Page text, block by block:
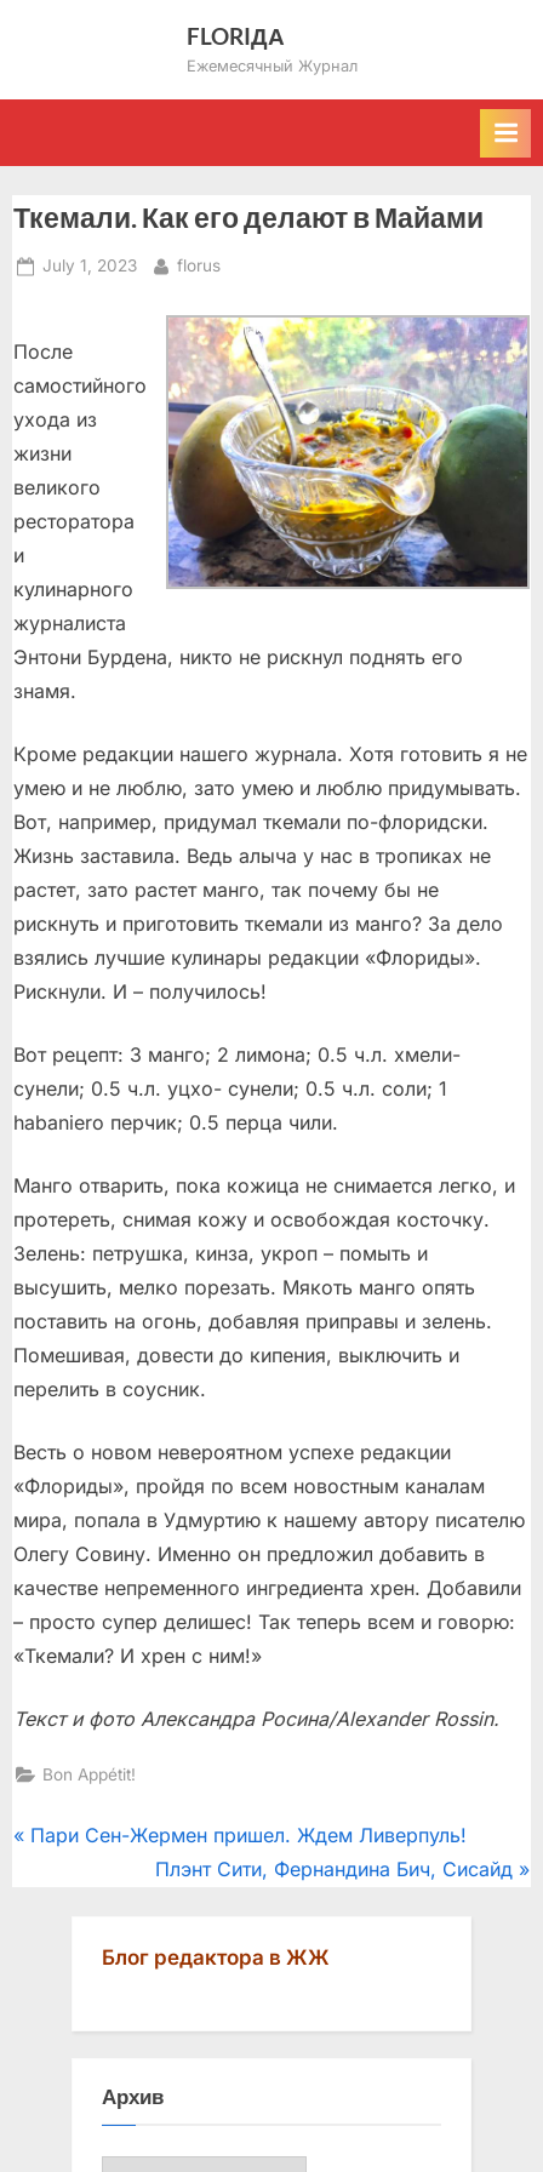
FLORIДА
Ежемесячный Журнал
Ткемали. Как его делают в Майами
Posted
July 1, 2023 By
florus
После
самостийного
ухода из
жизни
великого
ресторатора
и
кулинарного
журналиста
Энтони Бурдена, никто не рискнул поднять его
знамя.
Кроме редакции нашего журнала. Хотя готовить я не
умею и не люблю, зато умею и люблю придумывать.
Вот, например, придумал ткемали по-флоридски.
Жизнь заставила. Ведь алыча у нас в тропиках не
растет, зато растет манго, так почему бы не
рискнуть и приготовить ткемали из манго? За дело
взялись лучшие кулинары редакции «Флориды».
Рискнули. И – получилось!
Вот рецепт: 3 манго; 2 лимона; 0.5 ч.л. хмели-
сунели; 0.5 ч.л. уцхо- сунели; 0.5 ч.л. соли; 1
habaniero перчик; 0.5 перца чили.
Манго отварить, пока кожица не снимается легко, и
протереть, снимая кожу и освобождая косточку.
Зелень: петрушка, кинза, укроп – помыть и
высушить, мелко порезать. Мякоть манго опять
поставить на огонь, добавляя приправы и зелень.
Помешивая, довести до кипения, выключить и
перелить в соусник.
Весть о новом невероятном успехе редакции
«Флориды», пройдя по всем новостным каналам
мира, попала в Удмуртию к нашему автору писателю
Олегу Совину. Именно он предложил добавить в
качестве непременного ингредиента хрен. Добавили
– просто супер делишес! Так теперь всем и говорю:
«Ткемали? И хрен с ним!»
Текст и фото Александра Росина/Alexander Rossin.
Bon Appétit!
Post
P
Пари Сен-Жермен пришел. Ждем Ливерпуль!
N
t
o
t
Плэнт Сити, Фернандина Бич, Сисайд
Блог редактора в ЖЖ
Архив